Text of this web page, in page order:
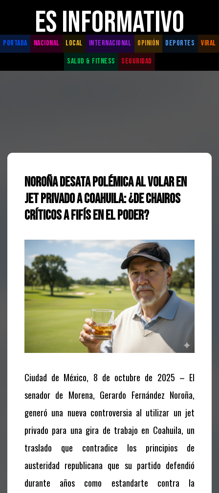
ES INFORMATIVO
PORTADA NACIONAL LOCAL INTERNACIONAL OPINIÓN DEPORTES
VIRAL
SALUD & FITNESS
SEGURIDAD
Noroña desata polémica al volar en
jet privado a Coahuila: ¿De chairos
críticos a fifís en el poder?
Ciudad de México, 8 de octubre de 2025 – El
senador de Morena, Gerardo Fernández Noroña,
generó una nueva controversia al utilizar un jet
privado para una gira de trabajo en Coahuila, un
traslado que contradice los principios de
austeridad republicana que su partido defendió
durante años como estandarte contra la